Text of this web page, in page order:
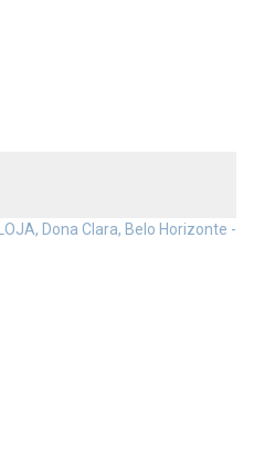
Dona Clara, Belo Horizonte -